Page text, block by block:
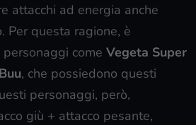
attacchi ad energia anche
Per questa ragione, è
come Vegeta Super
, che possiedono questi
personaggi, però,
giù + attacco pesante,